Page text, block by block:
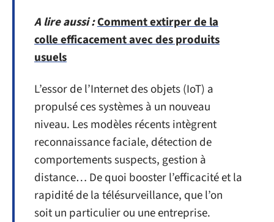
A lire aussi :Comment extirper de la
colle efficacement avec des produits
usuels
L’essor de l’Internet des objets (IoT) a
propulsé ces systèmes à un nouveau
niveau. Les modèles récents intègrent
reconnaissance faciale, détection de
comportements suspects, gestion à
distance… De quoi booster l’efficacité et la
rapidité de la télésurveillance, que l’on
soit un particulier ou une entreprise.